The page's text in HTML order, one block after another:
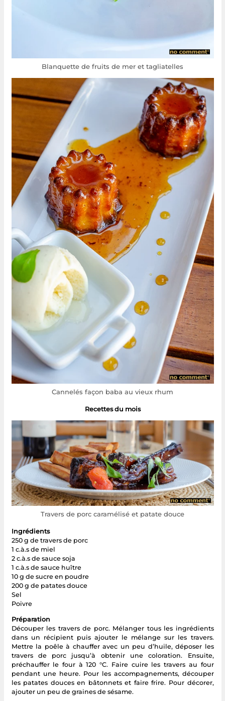
Blanquette de fruits de mer et tagliatelles
Cannelés façon baba au vieux rhum
Recettes du mois
Travers de porc caramélisé et patate douce
Ingrédients
250 g de travers de porc
1 c.à.s de miel
2 c.à.s de sauce soja
1 c.à.s de sauce huître
10 g de sucre en poudre
200 g de patates douce
Sel
Poivre
Préparation
Découper les travers de porc. Mélanger tous les ingrédients
dans un récipient puis ajouter le mélange sur les travers.
Mettre la poêle à chauffer avec un peu d’huile, déposer les
travers de porc jusqu’à obtenir une coloration. Ensuite,
préchauffer le four à 120 °C. Faire cuire les travers au four
pendant une heure. Pour les accompagnements, découper
les patates douces en bâtonnets et faire frire. Pour décorer,
ajouter un peu de graines de sésame.